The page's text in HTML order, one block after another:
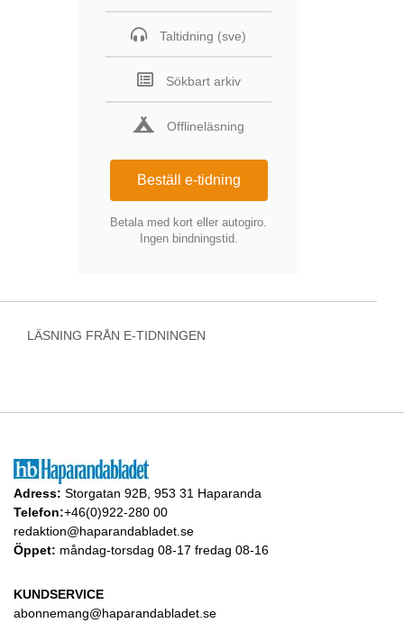
Taltidning (sve)
Sökbart arkiv
Offlineläsning
Beställ e-tidning
Betala med kort eller autogiro.
Ingen bindningstid.
LÄSNING FRÅN E-TIDNINGEN
Adress: Storgatan 92B, 953 31 Haparanda
Telefon:+46(0)922-280 00
redaktion@haparandabladet.se
Öppet: måndag-torsdag 08-17 fredag 08-16
KUNDSERVICE
abonnemang@haparandabladet.se